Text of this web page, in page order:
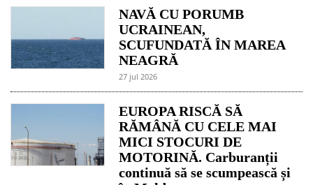
NAVĂ CU PORUMB
UCRAINEAN,
SCUFUNDATĂ ÎN MAREA
NEAGRĂ
27 jul 2026
EUROPA RISCĂ SĂ
RĂMÂNĂ CU CELE MAI
MICI STOCURI DE
MOTORINĂ. Carburanții
continuă să se scumpească și